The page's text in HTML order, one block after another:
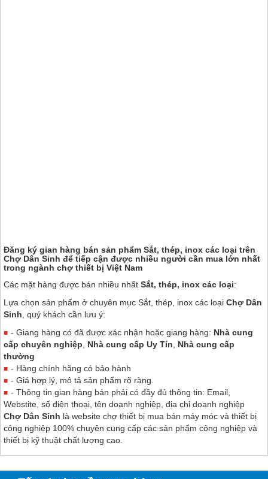
Đăng ký gian hàng bán sản phẩm Sắt, thép, inox các loại trên
Chợ Dân Sinh để tiếp cận được nhiều người cần mua lớn nhất
trong ngành chợ thiết bị Việt Nam
Các mặt hàng được bán nhiều nhất Sắt, thép, inox các loại:
Lựa chọn sản phẩm ở chuyên mục Sắt, thép, inox các loại Chợ Dân
Sinh, quý khách cần lưu ý:
- Giang hàng có đã được xác nhận hoặc giang hàng: Nhà cung
cấp chuyên nghiệp, Nhà cung cấp Uy Tín, Nhà cung cấp
thường
- Hàng chính hãng có bảo hành
- Giá hợp lý, mô tả sản phẩm rõ ràng.
- Thông tin gian hàng bán phải có đầy đủ thông tin: Email,
Webstite, số điện thoại, tên doanh nghiệp, địa chỉ doanh nghiệp
Chợ Dân Sinh là website chợ thiết bị mua bán máy móc và thiết bị
công nghiệp 100% chuyên cung cấp các sản phẩm công nghiệp và
thiết bị kỹ thuật chất lượng cao.